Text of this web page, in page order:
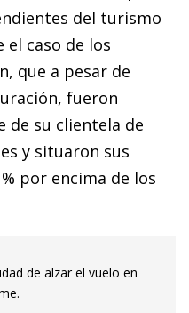
del turismo
el caso de los
que a pesar de
fueron
de su clientela de
y situaron sus
por encima de los
de alzar el vuelo en